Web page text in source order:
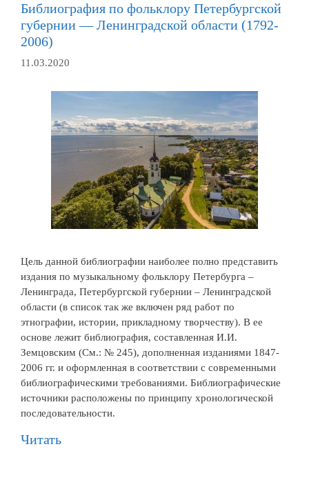
Библиография по фольклору Петербургской
губернии — Ленинградской области (1792-
2006)
11.03.2020
Цель данной библиографии наиболее полно представить
издания по музыкальному фольклору Петербурга –
Ленинграда, Петербургской губернии – Ленинградской
области (в список так же включен ряд работ по
этнографии, истории, прикладному творчеству). В ее
основе лежит библиография, составленная И.И.
Земцовским (См.: № 245), дополненная изданиями 1847-
2006 гг. и оформленная в соответствии с современными
библиографическими требованиями. Библиографические
источники расположены по принципу хронологической
последовательности.
Читать